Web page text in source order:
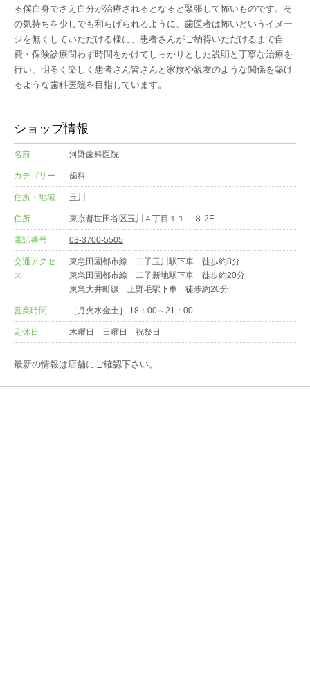
る僕自身でさえ自分が治療されるとなると緊張して怖いものです。そ
の気持ちを少しでも和らげられるように、歯医者は怖いというイメー
ジを無くしていただける様に、患者さんがご納得いただけるまで自
費・保険診療問わず時間をかけてしっかりとした説明と丁寧な治療を
行い、明るく楽しく患者さん皆さんと家族や親友のような関係を築け
るような歯科医院を目指しています。
ショップ情報
名前 河野歯科医院
カテゴリー 歯科
住所・地域 玉川
住所 東京都世田谷区玉川４丁目１１－８ 2F
電話番号 03-3700-5505
交通アクセ
ス
東急田園都市線 二子玉川駅下車 徒歩約8分
東急田園都市線 二子新地駅下車 徒歩約20分
東急大井町線 上野毛駅下車 徒歩約20分
営業時間 ［月火水金土］ 18：00～21：00
定休日 木曜日 日曜日 祝祭日
最新の情報は店舗にご確認下さい。